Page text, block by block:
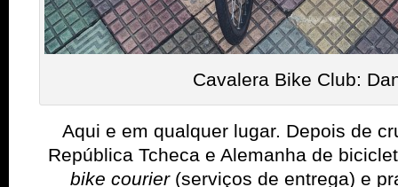
Cavalera Bike Club:
Aqui e em qualquer lugar. Depois de
República Tcheca e Alemanha de
bike courier (serviços de entrega) e